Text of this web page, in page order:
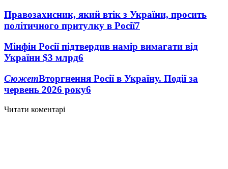
Правозахисник, який втік з України, просить
політичного притулку в Росії7
Мінфін Росії підтвердив намір вимагати від
України $3 млрд6
СюжетВторгнення Росії в Україну. Події за
червень 2026 року6
Читати коментарі